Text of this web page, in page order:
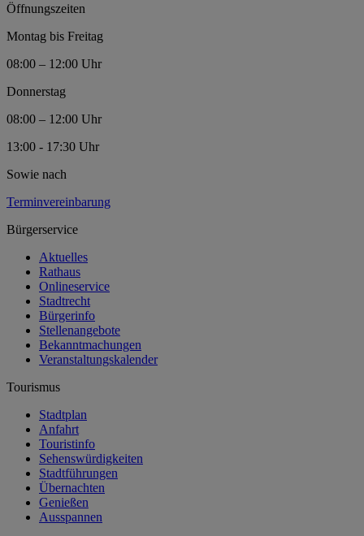
Öffnungszeiten
Montag bis Freitag
08:00 – 12:00 Uhr
Donnerstag
08:00 – 12:00 Uhr
13:00 - 17:30 Uhr
Sowie nach
Terminvereinbarung
Bürgerservice
Aktuelles
Rathaus
Onlineservice
Stadtrecht
Bürgerinfo
Stellenangebote
Bekanntmachungen
Veranstaltungskalender
Tourismus
Stadtplan
Anfahrt
Touristinfo
Sehenswürdigkeiten
Stadtführungen
Übernachten
Genießen
Ausspannen